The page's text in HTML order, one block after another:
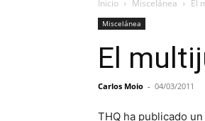
Inicio Miscelánea El
Miscelánea
El
Carlos Moio - 04/03/2011
THQ ha publicado